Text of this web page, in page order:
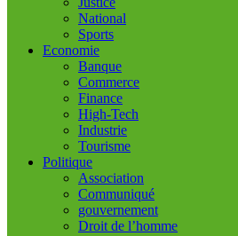
National
Sports
Economie
Banque
Commerce
Finance
High-Tech
Industrie
Tourisme
Politique
Association
Communiqué
gouvernement
Droit de l’homme